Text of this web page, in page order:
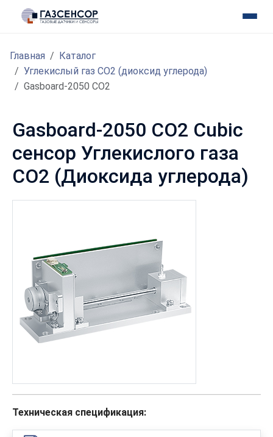
Главная
Каталог
Углекислый газ CO2 (диоксид углерода)
Gasboard-2050 CO2
Gasboard-2050 CO2 Cubic
сенсор Углекислого газа
CO2 (Диоксида углерода)
Техническая спецификация: